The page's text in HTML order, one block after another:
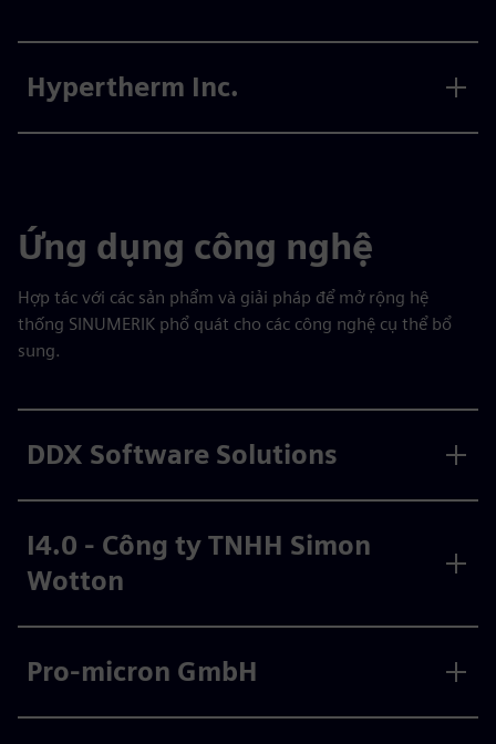
Hypertherm Inc.
Ứng dụng công nghệ
Hợp tác với các sản phẩm và giải pháp để mở rộng hệ
thống SINUMERIK phổ quát cho các công nghệ cụ thể bổ
sung.
DDX Software Solutions
I4.0 - Công ty TNHH Simon
Wotton
Pro-micron GmbH